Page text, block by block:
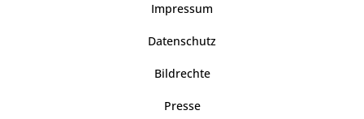
Impressum
Datenschutz
Bildrechte
Presse